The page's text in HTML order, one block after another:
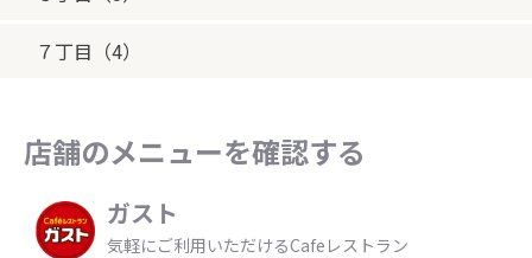
７丁目（4）
店舗のメニューを確認する
ガスト
気軽にご利用いただけるCafeレストラン